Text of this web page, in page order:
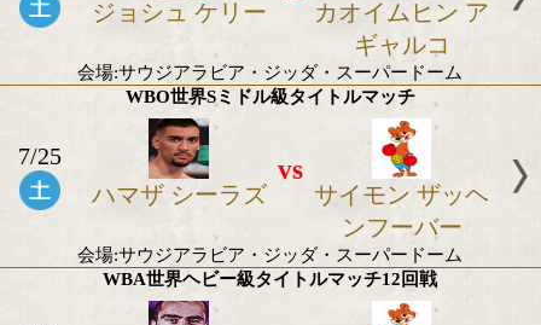
IBF世界Sウェルター級タイトルマッチ
7/25
ジョシュ ケリー
vs
カオイムヒ
ギャルコ
会場:サウジアラビア・ジッダ・スーパードー
WBO世界Sミドル級タイトルマッチ